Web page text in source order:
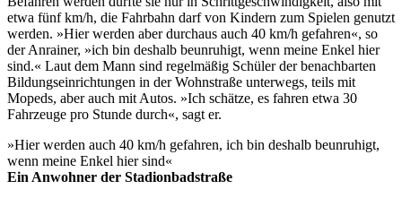
etwa fünf km/h, die Fahrbahn darf von Kindern zum Spielen genutzt
werden. »Hier werden aber durchaus auch 40 km/h gefahren«, so
der Anrainer, »ich bin deshalb beunruhigt, wenn meine Enkel hier
sind.« Laut dem Mann sind regelmäßig Schüler der benachbarten
Bildungseinrichtungen in der Wohnstraße unterwegs, teils mit
Mopeds, aber auch mit Autos. »Ich schätze, es fahren etwa 30
Fahrzeuge pro Stunde durch«, sagt er.
»Hier werden auch 40 km/h gefahren, ich bin deshalb beunruhigt,
wenn meine Enkel hier sind«
Ein Anwohner der Stadionbadstraße